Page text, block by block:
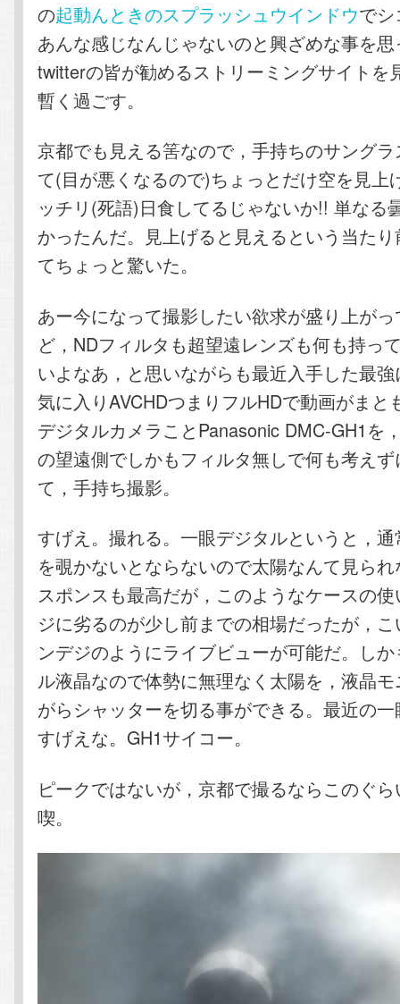
の起動んときのスプラッシュウインドウで
あんな感じなんじゃないのと興ざめな事を
twitterの皆が勧めるストリーミングサイトを
暫く過ごす。
京都でも見える筈なので，手持ちのサング
て(目が悪くなるので)ちょっとだけ空を見上
ッチリ(死語)日食してるじゃないか!! 単なる
かったんだ。見上げると見えるという当た
てちょっと驚いた。
あー今になって撮影したい欲求が盛り上が
ど，NDフィルタも超望遠レンズも何も持っ
いよなあ，と思いながらも最近入手した最
気に入りAVCHDつまりフルHDで動画がまと
デジタルカメラことPanasonic DMC-GH1を
の望遠側でしかもフィルタ無しで何も考え
て，手持ち撮影。
すげえ。撮れる。一眼デジタルというと，
を覗かないとならないので太陽なんて見ら
スポンスも最高だが，このようなケースの
ジに劣るのが少し前までの相場だったが，
ンデジのようにライブビューが可能だ。し
ル液晶なので体勢に無理なく太陽を，液晶
がらシャッターを切る事ができる。最近の
すげえな。GH1サイコー。
ピークではないが，京都で撮るならこのぐ
喫。